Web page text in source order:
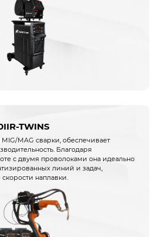
TWINS
MAG сварки, обеспечивает
Благодаря
с двумя проволоками она идеально
линий и задач,
наплавки.